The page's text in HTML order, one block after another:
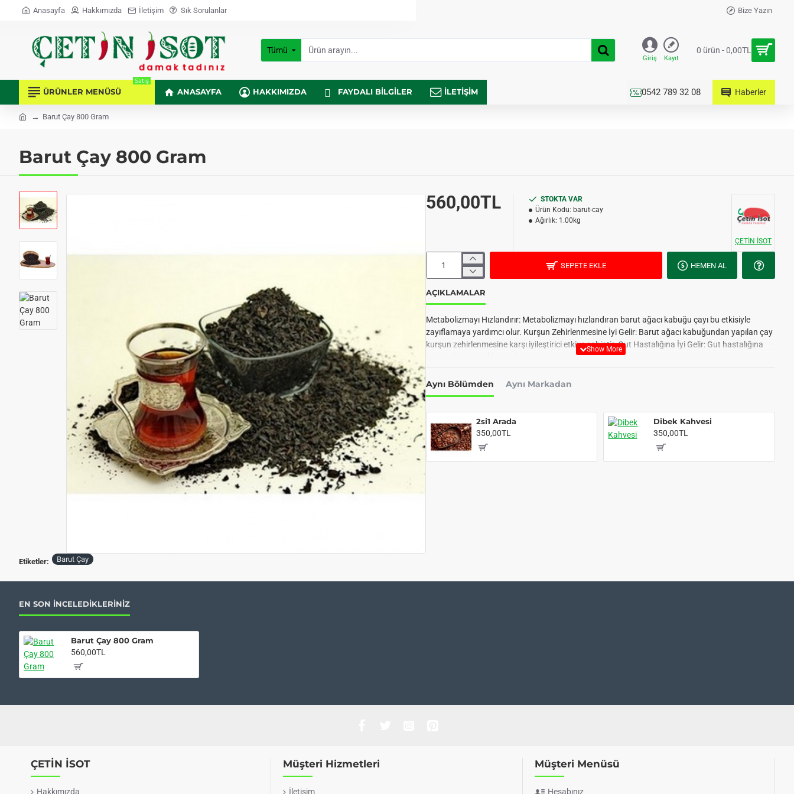
Anasayfa Hakkımızda İletişim Sık Sorulanlar Bize Yazın
Tümü
Ürün
Giriş Kayıt
0 ürün - 0,00TL
ÜRÜNLER MENÜSÜ
Satış
ANASAYFA HAKKIMIZDA FAYDALI BILGILER İLETIŞIM 0542 789 32 08 Haberler
Barut Çay 800 Gram
Barut Çay 800 Gram
560,00TL
STOKTA VAR
Ürün Kodu: barut-cay
Ağırlık: 1.00kg
ÇETİN İSOT
SEPETE EKLE HEMEN AL
AÇIKLAMALAR
Metabolizmayı Hızlandırır: Metabolizmayı hızlandıran barut ağacı kabuğu çayı bu etkisiyle
zayıflamaya yardımcı olur. Kurşun Zehirlenmesine İyi Gelir: Barut ağacı kabuğundan yapılan çay
kurşun zehirlenmesine karşı iyileştirici etkiye sahiptir. Gut Hastalığına İyi Gelir: Gut hastalığına
Aynı Bölümden Aynı Markadan
2si1 Arada
350,00TL
Dibek Kahvesi
350,00TL
Etiketler: Barut Çay
EN SON İNCELEDIKLERINIZ
Barut Çay 800 Gram
560,00TL
ÇETİN İSOT
Hakkımızda
Müşteri Hizmetleri
İletişim
Müşteri Menüsü
Hesabınız